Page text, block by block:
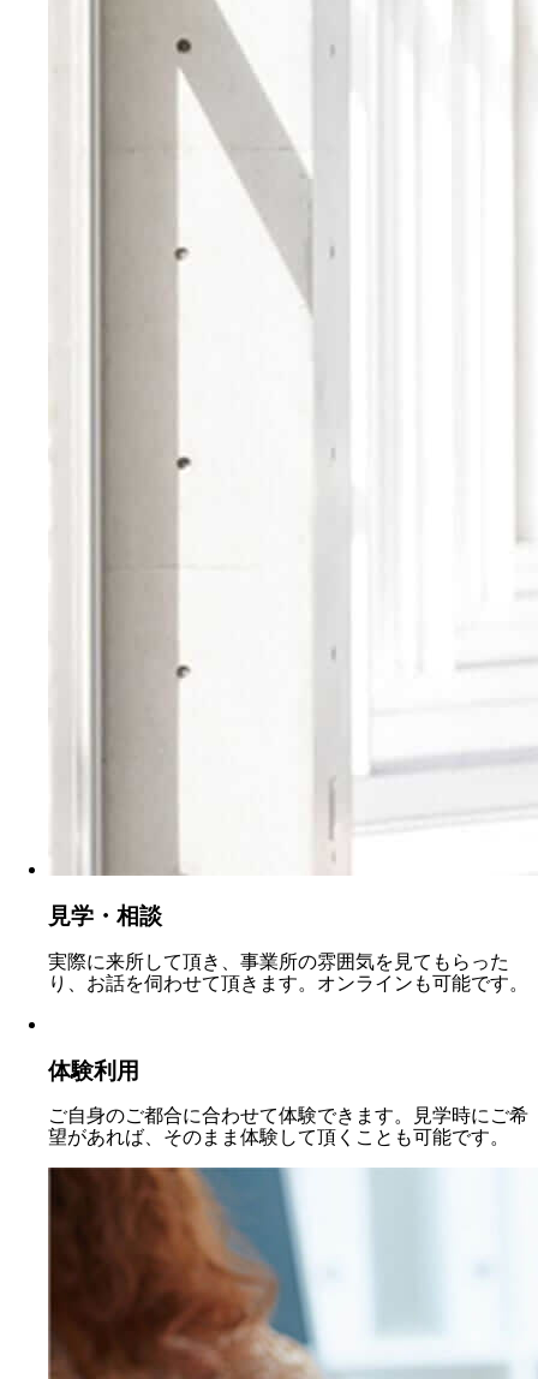
見学・相談
実際に来所して頂き、事業所の雰囲気を見てもらった
り、お話を伺わせて頂きます。オンラインも可能です。
体験利用
ご自身のご都合に合わせて体験できます。見学時にご希
望があれば、そのまま体験して頂くことも可能です。